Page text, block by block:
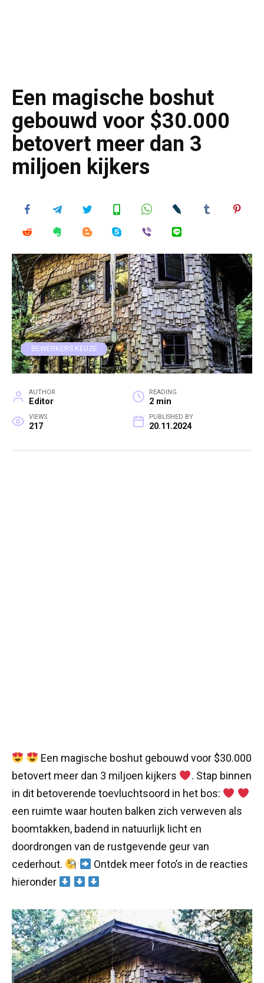
Een magische boshut
gebouwd voor $30.000
betovert meer dan 3
miljoen kijkers
BEWERKERS KEUZE
AUTHOR
Editor
READING
2 min
VIEWS
217
PUBLISHED BY
20.11.2024
Een magische boshut gebouwd voor $30.000
betovert meer dan 3 miljoen kijkers
. Stap binnen
in dit betoverende toevluchtsoord in het bos:
een ruimte waar houten balken zich verweven als
boomtakken, badend in natuurlijk licht en
doordrongen van de rustgevende geur van
cederhout.
Ontdek meer foto’s in de reacties
hieronder